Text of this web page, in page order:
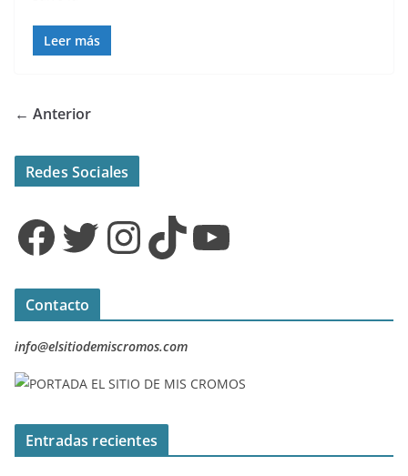
Leer más
← Anterior
Redes Sociales
Facebook Twitter InstagramTikTok YouTube
Contacto
info@elsitiodemiscromos.com
Entradas recientes